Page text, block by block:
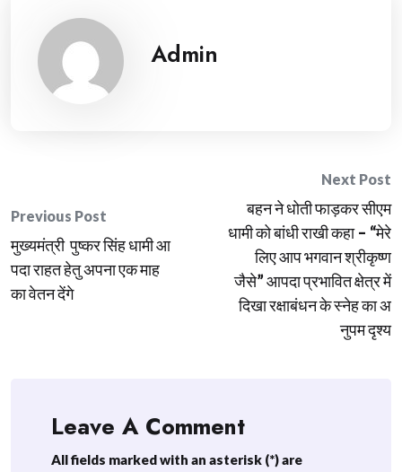
Admin
navigation
Previous Post
मुख्यमंत्री पुष्कर सिंह धामी आ
पदा राहत हेतु अपना एक माह
का वेतन देंगे
Next Post
बहन ने धोती फाड़कर सीएम
धामी को बांधी राखी कहा – “मेरे
लिए आप भगवान श्रीकृष्ण
जैसे” आपदा प्रभावित क्षेत्र में
दिखा रक्षाबंधन के स्नेह का अ
नुपम दृश्य
Leave A Comment
All fields marked with an asterisk (*) are